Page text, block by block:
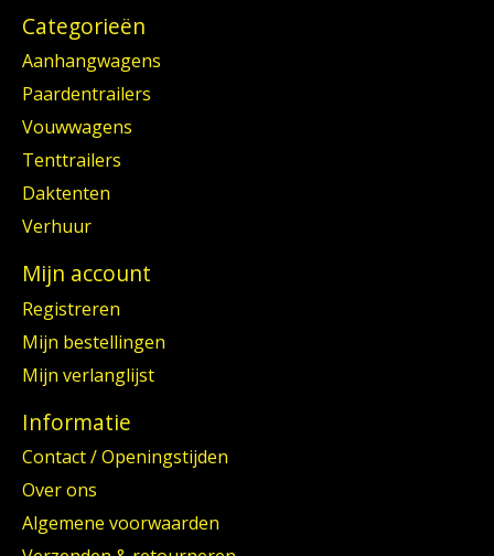
Categorieën
Aanhangwagens
Paardentrailers
Vouwwagens
Tenttrailers
Daktenten
Verhuur
Mijn account
Registreren
Mijn bestellingen
Mijn verlanglijst
Informatie
Contact / Openingstijden
Over ons
Algemene voorwaarden